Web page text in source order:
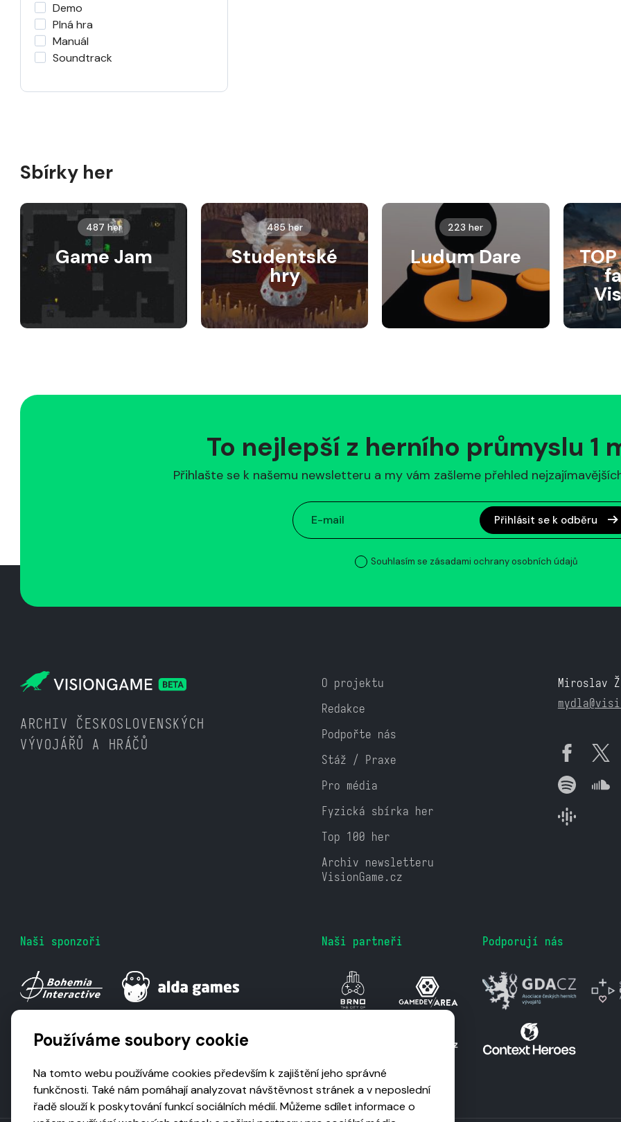
Demo
Plná hra
Manuál
Soundtrack
Sbírky her
487 her
Game Jam
485 her
Studentské
hry
223 her
Ludum Dare
To nejlepší z herního průmyslu 1
Přihlašte se k našemu newsletteru a my vám zašleme přehled
Přihlásit se k odběru
Souhlasím se zásadami ochrany osobních údajů
ARCHIV ČESKOSLOVENSKÝCH
VÝVOJÁŘŮ A HRÁČŮ
O projektu
Redakce
Podpořte nás
Stáž / Praxe
Pro média
Fyzická sbírka her
Top 100 her
Archiv newsletteru
VisionGame.cz
Miroslav
Naši sponzoři Naši partneři Podporují nás
Používáme soubory cookie
Na tomto webu používáme cookies především k zajištění jeho správné
funkčnosti. Také nám pomáhají analyzovat návštěvnost stránek a v neposlední
řadě slouží k poskytování funkcí sociálních médií. Můžeme sdílet informace o